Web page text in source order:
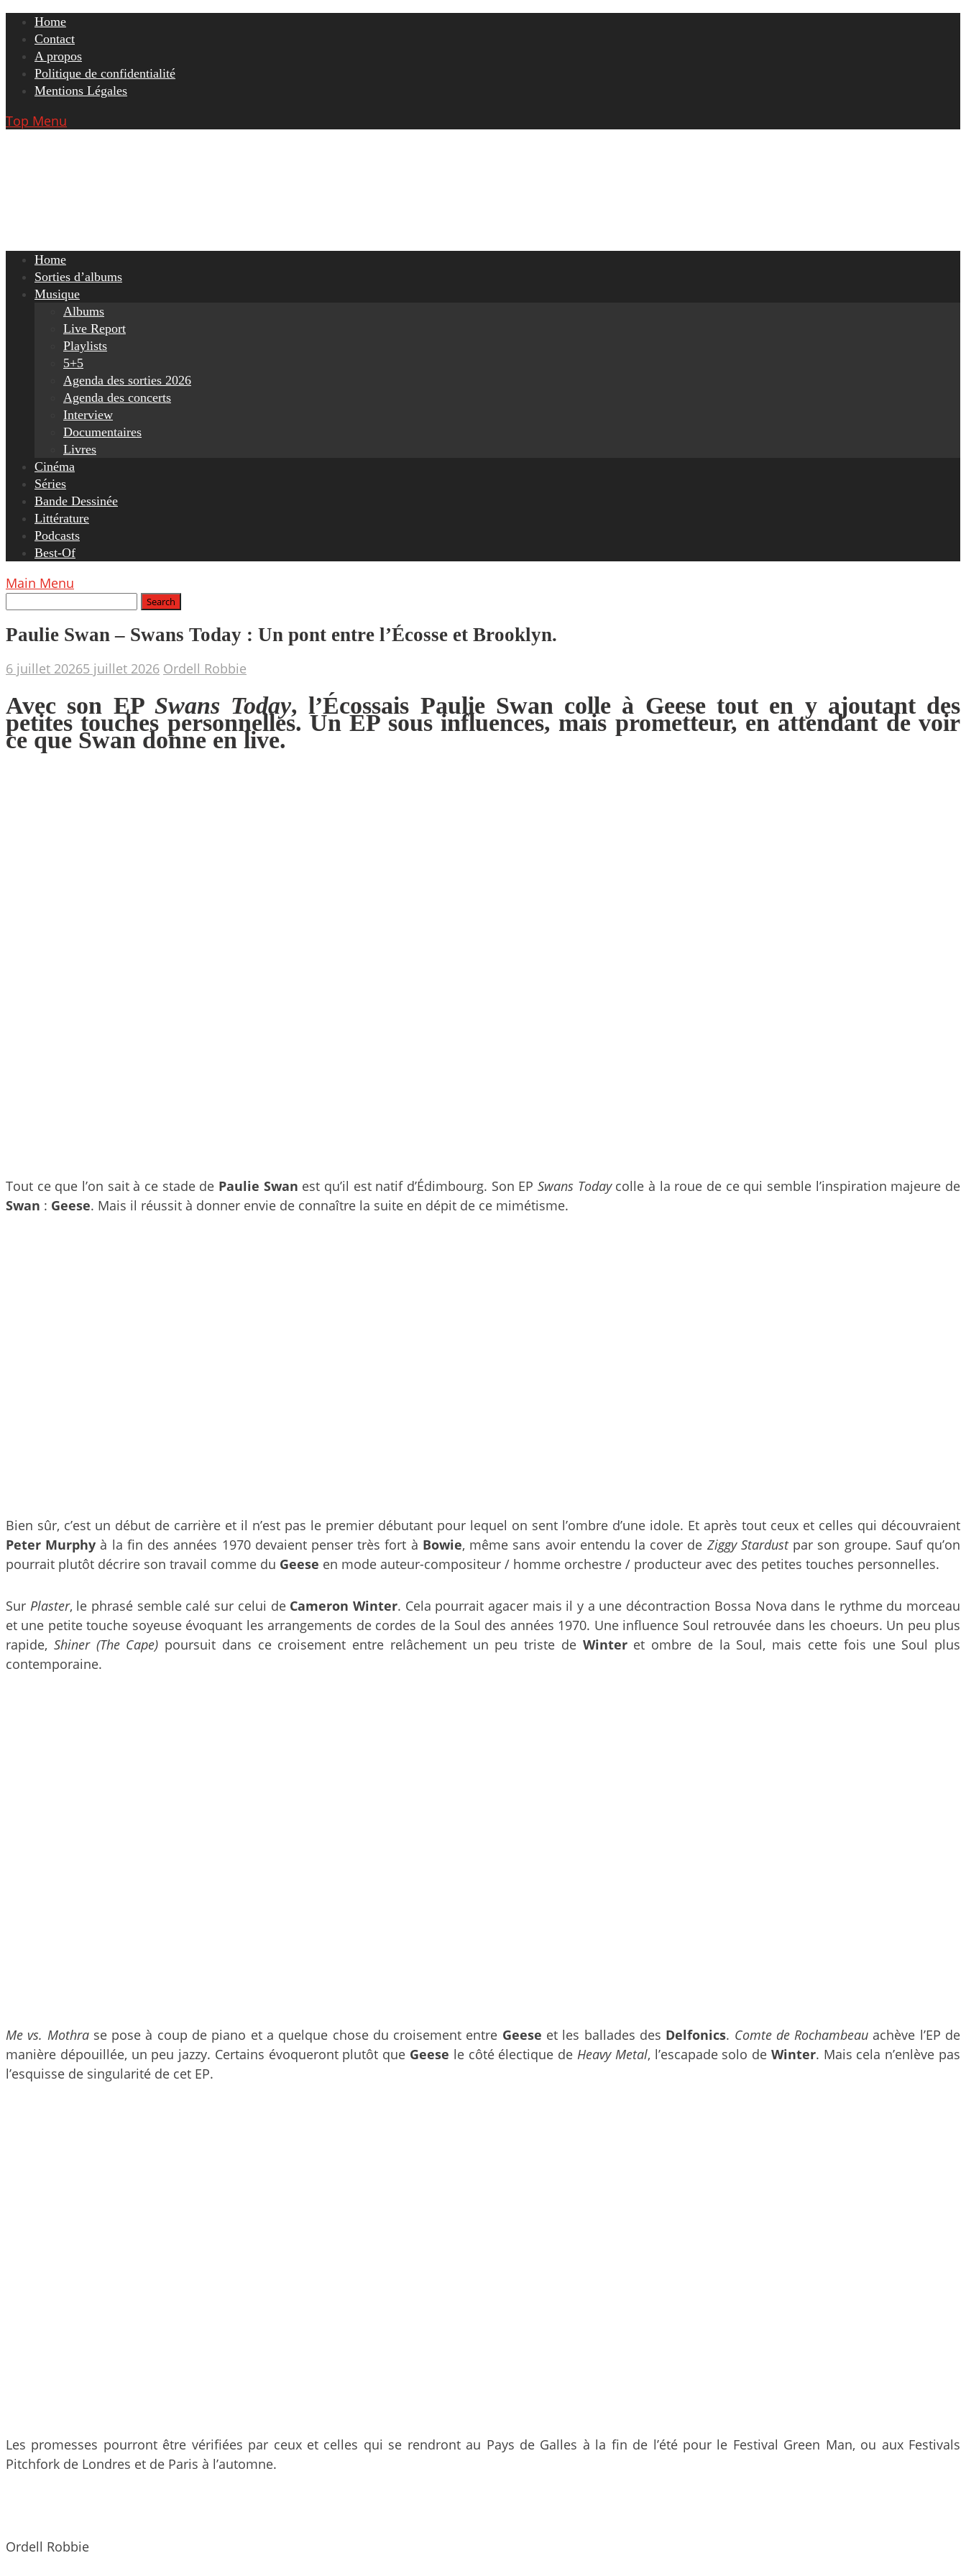
Skip
content
Home
Contact
A propos
Politique de confidentialité
Mentions Légales
Top Menu
Home
Sorties d’albums
Musique
Albums
Live Report
Playlists
5+5
Agenda des sorties 2026
Agenda des concerts
Interview
Documentaires
Livres
Cinéma
Séries
Bande Dessinée
Littérature
Podcasts
Best-Of
Main Menu
Paulie Swan – Swans Today : Un pont entre l’Écosse et Brooklyn.
6 juillet 20265 juillet 2026 Ordell Robbie
Avec son EP Swans Today, l’Écossais Paulie Swan colle à Geesetout en y ajoutant des
petites touches personnelles. Un EP sous influences, mais prometteur, en attendant de voir
ce que Swandonne en live.
Tout ce que l’on sait à ce stade de Paulie Swan est qu’il est natif d’Édimbourg. Son EPSwans Todaycolle à la roue de ce qui semble l’inspiration majeure de
Swan : Geese. Mais il réussit à donner envie de connaître la suite en dépit de ce mimétisme.
Bien sûr, c’est un début de carrière et il n’est pas le premier débutant pour lequel on sent l’ombre d’une idole. Et après tout ceux et celles qui découvraient
Peter Murphy à la fin des années 1970 devaient penser très fort à Bowie, même sans avoir entendu la cover de Ziggy Stardustpar son groupe. Sauf qu’on
pourrait plutôt décrire son travail comme du Geese en mode auteur-compositeur / homme orchestre / producteur avec des petites touches personnelles.
Sur Plaster, le phrasé semble calé sur celui de Cameron Winter. Cela pourrait agacer mais il y a une décontraction Bossa Nova dans le rythme du morceau
et une petite touche soyeuse évoquant les arrangements de cordes de la Soul des années 1970. Une influence Soul retrouvée dans les choeurs. Un peu plus
rapide, Shiner (The Cape) poursuit dans ce croisement entre relâchement un peu triste de Winteret ombre de la Soul, mais cette fois une Soul plus
contemporaine.
Me vs. Mothrase pose à coup de piano et a quelque chose du croisement entre Geese et les ballades des Delfonics. Comte de Rochambeau achève l’EP de
manière dépouillée, un peu jazzy. Certains évoqueront plutôt que Geese le côté électique de Heavy Metal, l’escapade solo de Winter. Mais cela n’enlève pas
l’esquisse de singularité de cet EP.
Les promesses pourront être vérifiées par ceux et celles qui se rendront au Pays de Galles à la fin de l’été pour le Festival Green Man, ou aux Festivals
Pitchfork de Londres et de Paris à l’automne.
Ordell Robbie